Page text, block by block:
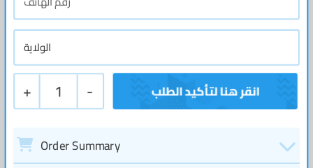
+ 1 -
Order Summary